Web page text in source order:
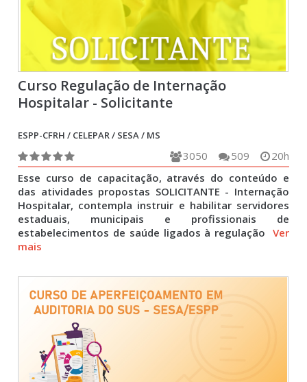
Curso Regulação de Internação
Hospitalar - Solicitante
ESPP-CFRH / CELEPAR / SESA / MS
20h
509
3050
Esse curso de capacitação, através do conteúdo e
das atividades propostas SOLICITANTE - Internação
Hospitalar, contempla instruir e habilitar servidores
estaduais, municipais e profissionais de
estabelecimentos de saúde ligados à regulação Ver
mais